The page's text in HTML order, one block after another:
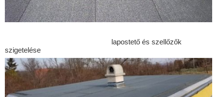
Csikéria
Csököly
Drágszél
Dunaegyháza
Dunafalva
lapostető és szellőzők
szigetelése